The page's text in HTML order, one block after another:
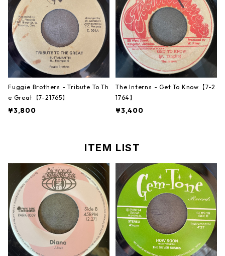
Fuggie Brothers - Tribute To Th
e Great【7-21765】
¥3,800
The Interns - Get To Know【7-2
1764】
¥3,400
ITEM LIST